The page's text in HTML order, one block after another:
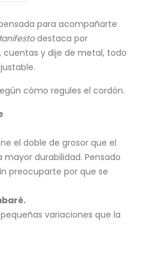
para acompañarte
destaca por
cuentas y dije de metal, todo
cómo regules el cordón.
el doble de grosor que el
durabilidad. Pensado
preocuparte por que se
variaciones que la